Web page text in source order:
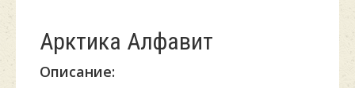
Арктика Алфавит
Описание: